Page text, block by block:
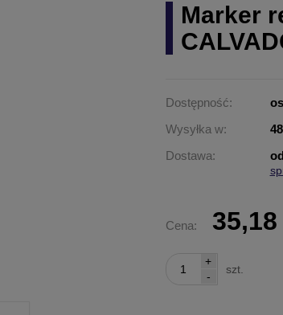
Marker
Dostępność:
Wysyłka w:
Dostawa:
Cena: 35,18
-
+
szt.